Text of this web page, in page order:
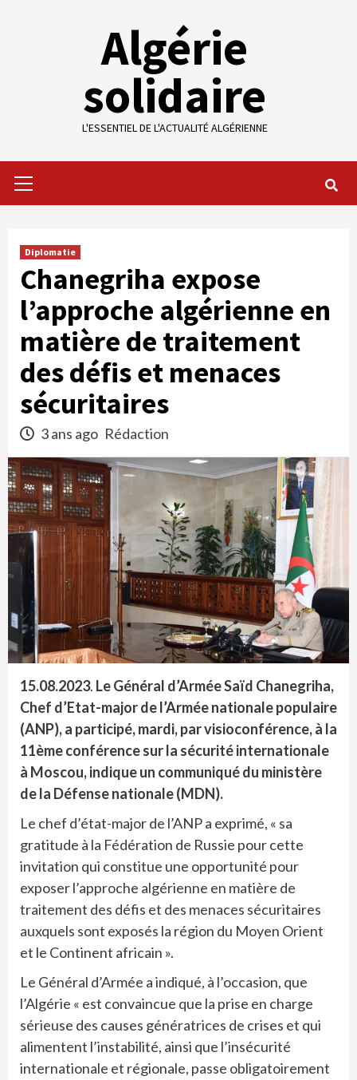
Algérie
solidaire
L'ESSENTIEL DE L'ACTUALITÉ ALGÉRIENNE
Menu
Diplomatie
Chanegriha expose
l’approche algérienne en
matière de traitement
des défis et menaces
sécuritaires
3 ans ago Rédaction
15.08.2023. Le Général d’Armée Saïd Chanegriha,
Chef d’Etat-major de l’Armée nationale populaire
(ANP), a participé, mardi, par visioconférence, à la
11ème conférence sur la sécurité internationale
à Moscou, indique un communiqué du ministère
de la Défense nationale (MDN).
Le chef d’état-major de l’ANP a exprimé, « sa
gratitude à la Fédération de Russie pour cette
invitation qui constitue une opportunité pour
exposer l’approche algérienne en matière de
traitement des défis et des menaces sécuritaires
auxquels sont exposés la région du Moyen Orient
et le Continent africain ».
Le Général d’Armée a indiqué, à l’occasion, que
l’Algérie « est convaincue que la prise en charge
sérieuse des causes génératrices de crises et qui
alimentent l’instabilité, ainsi que l’insécurité
internationale et régionale, passe obligatoirement